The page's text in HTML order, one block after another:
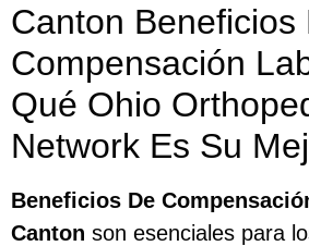
Canton Beneficios
Compensación
Qué Ohio
Network Es Su
Beneficios De
Canton son esenciales para